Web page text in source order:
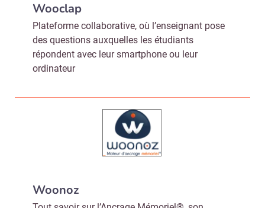
Wooclap
Plateforme collaborative, où l’enseignant pose
des questions auxquelles les étudiants
répondent avec leur smartphone ou leur
ordinateur
Woonoz